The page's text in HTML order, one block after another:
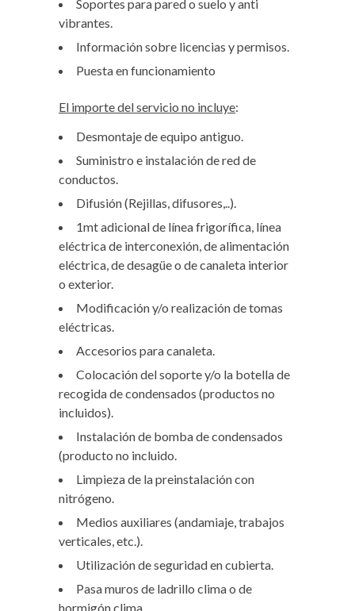
Soportes para pared o suelo y anti
vibrantes.
Información sobre licencias y permisos.
Puesta en funcionamiento
El importe del servicio no incluye:
Desmontaje de equipo antiguo.
Suministro e instalación de red de
conductos.
Difusión (Rejillas, difusores,..).
1mt adicional de línea frigorífica, línea
eléctrica de interconexión, de alimentación
eléctrica, de desagüe o de canaleta interior
o exterior.
Modificación y/o realización de tomas
eléctricas.
Accesorios para canaleta.
Colocación del soporte y/o la botella de
recogida de condensados (productos no
incluidos).
Instalación de bomba de condensados
(producto no incluido.
Limpieza de la preinstalación con
nitrógeno.
Medios auxiliares (andamiaje, trabajos
verticales, etc.).
Utilización de seguridad en cubierta.
Pasa muros de ladrillo clima o de
hormigón clima.